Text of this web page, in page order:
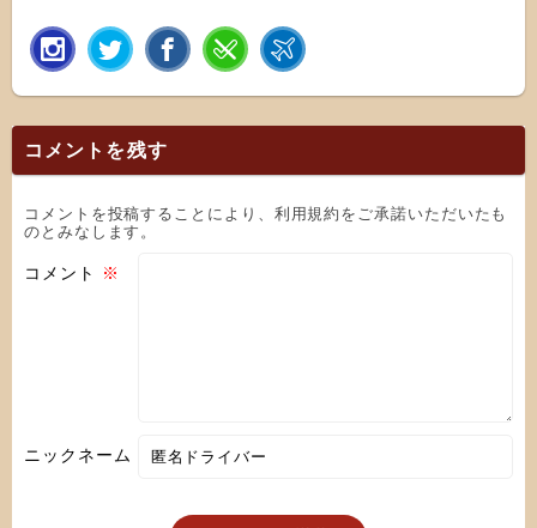
コメントを残す
コメントを投稿することにより、利用規約をご承諾いただいたも
のとみなします。
コメント ※
ニックネーム